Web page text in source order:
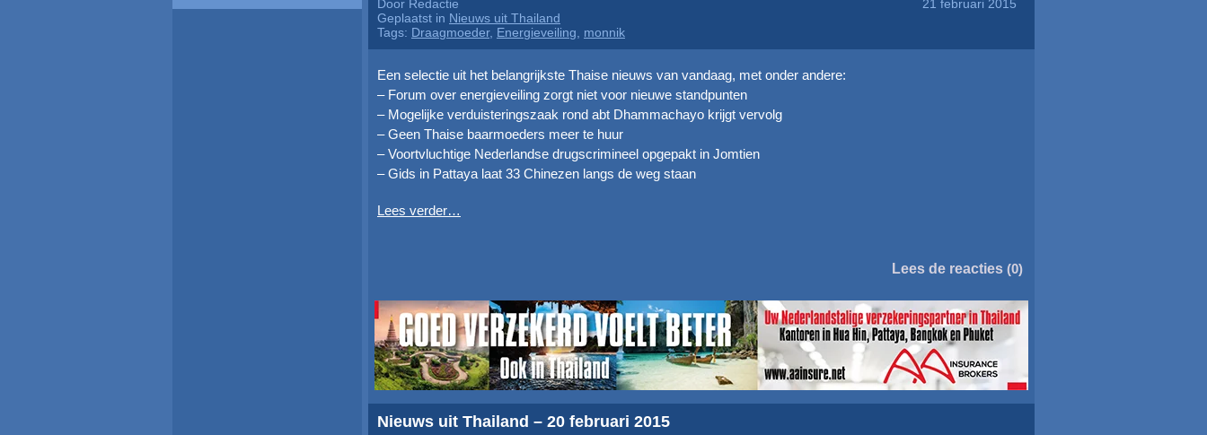
Door Redactie
Geplaatst in Nieuws uit Thailand
Tags: Draagmoeder, Energieveiling monnik
21 februari 2015
Een selectie uit het belangrijkste Thaise nieuws van vandaag, met onder andere:
– Forum over energieveiling zorgt niet voor nieuwe standpunten
– Mogelijke verduisteringszaak rond abt Dhammachayo krijgt vervolg
– Geen Thaise baarmoeders meer te huur
– Voortvluchtige Nederlandse drugscrimineel opgepakt in Jomtien
– Gids in Pattaya laat 33 Chinezen langs de weg staan
Lees verder…
Lees de reacties (0)
Nieuws uit Thailand – 20 februari 2015